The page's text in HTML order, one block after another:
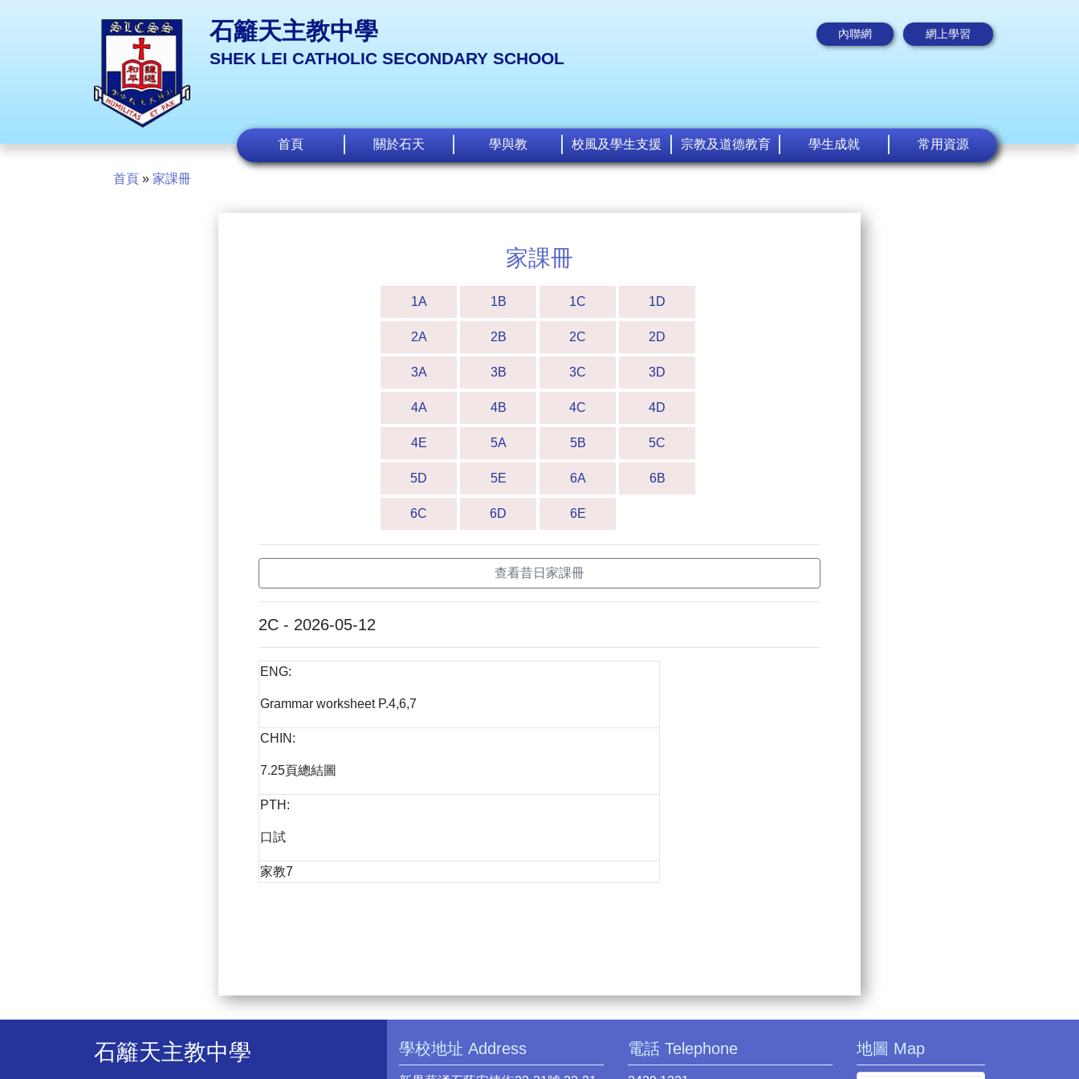
石籬天主教中學
SHEK LEI CATHOLIC SECONDARY SCHOOL
內聯網 網上學習
首頁 關於石天 學與教 校風及學生支援 宗教及道德教育 學生成就 常用資源
首頁 » 家課冊
家課冊
1A 1B 1C 1D
2A 2B 2C 2D
3A 3B 3C 3D
4A 4B 4C 4D
4E 5A 5B 5C
5D 5E 6A 6B
6C 6D 6E
查看昔日家課冊
2C - 2026-05-12
ENG:
Grammar worksheet P.4,6,7
CHIN:
7.25頁總結圖
PTH:
口試
家教7
石籬天主教中學 學校地址 Address 電話 Telephone 地圖 Map